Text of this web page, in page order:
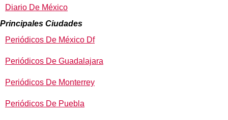
Diario De México
Principales Ciudades
Periódicos De México Df
Periódicos De Guadalajara
Periódicos De Monterrey
Periódicos De Puebla